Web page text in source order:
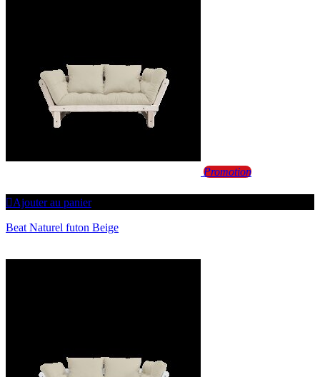
Promotion
Ajouter au panier
Beat Naturel futon Beige